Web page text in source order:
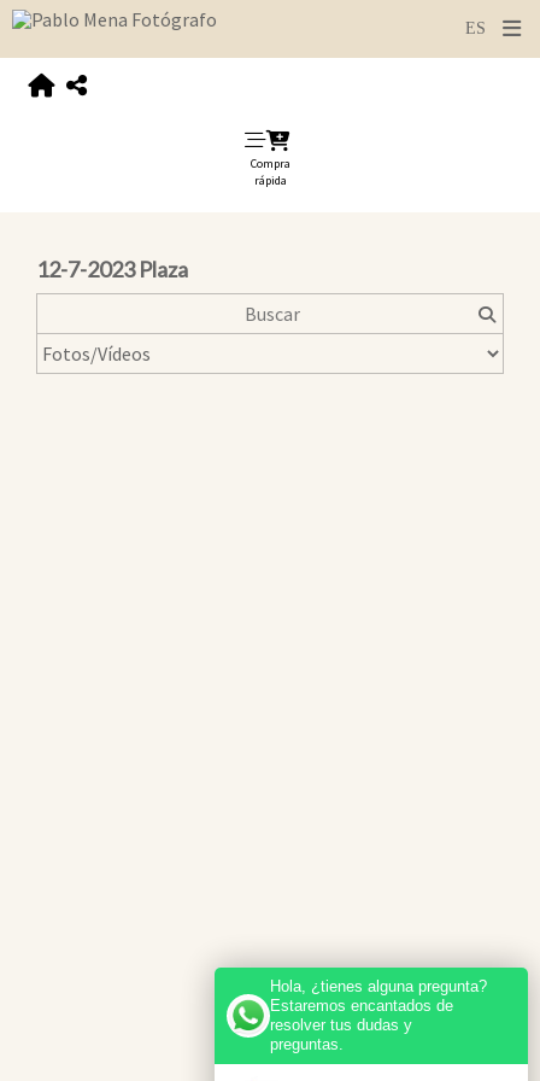
Compra
rápida
12-7-2023 Plaza
Hola, ¿tienes alguna pregunta?
Estaremos encantados de
resolver tus dudas y
preguntas.